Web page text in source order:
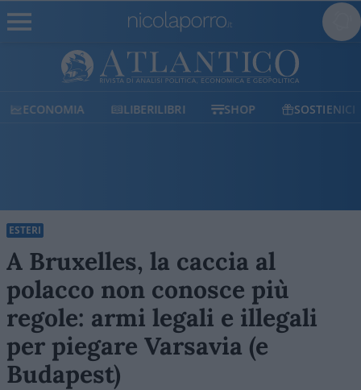
ECONOMIA LIBERILIBRI SHOP SOSTIENICI
ESTERI
A Bruxelles, la caccia al
polacco non conosce più
regole: armi legali e illegali
per piegare Varsavia (e
Budapest)